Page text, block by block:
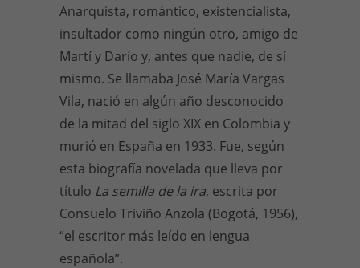
Anarquista, romántico, existencialista,
insultador como ningún otro, amigo de
Martí y Darío y, antes que nadie, de sí
mismo. Se llamaba José María Vargas
Vila, nació en algún año desconocido
de la mitad del siglo XIX en Colombia y
murió en España en 1933. Fue, según
esta biografía novelada que lleva por
título La semilla de la ira, escrita por
Consuelo Triviño Anzola (Bogotá, 1956),
“el escritor más leído en lengua
española”.